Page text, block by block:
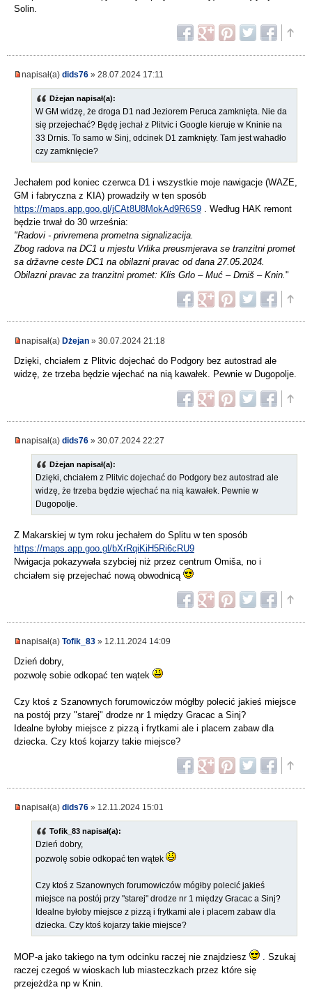
Solin.
napisał(a) dids76 » 28.07.2024 17:11
Dżejan napisał(a):
W GM widzę, że droga D1 nad Jeziorem Peruca zamknięta. Nie da
się przejechać? Będę jechał z Plitvic i Google kieruje w Kninie na
33 Drnis. To samo w Sinj, odcinek D1 zamknięty. Tam jest wahadło
czy zamknięcie?
Jechałem pod koniec czerwca D1 i wszystkie moje nawigacje (WAZE,
GM i fabryczna z KIA) prowadziły w ten sposób
https://maps.app.goo.gl/jCAt8U8MokAd9R6S9 . Według HAK remont
będzie trwał do 30 września:
"Radovi - privremena prometna signalizacija.
Zbog radova na DC1 u mjestu Vrlika preusmjerava se tranzitni promet
sa državne ceste DC1 na obilazni pravac od dana 27.05.2024.
Obilazni pravac za tranzitni promet: Klis Grlo – Muć – Drniš – Knin."
napisał(a) Dżejan » 30.07.2024 21:18
Dzięki, chciałem z Plitvic dojechać do Podgory bez autostrad ale
widzę, że trzeba będzie wjechać na nią kawałek. Pewnie w Dugopolje.
napisał(a) dids76 » 30.07.2024 22:27
Dżejan napisał(a):
Dzięki, chciałem z Plitvic dojechać do Podgory bez autostrad ale
widzę, że trzeba będzie wjechać na nią kawałek. Pewnie w
Dugopolje.
Z Makarskiej w tym roku jechałem do Splitu w ten sposób
https://maps.app.goo.gl/bXrRqiKiH5Ri6cRU9
Nwigacja pokazywała szybciej niż przez centrum Omiša, no i
chciałem się przejechać nową obwodnicą
napisał(a) Tofik_83 » 12.11.2024 14:09
Dzień dobry,
pozwolę sobie odkopać ten wątek
Czy ktoś z Szanownych forumowiczów mógłby polecić jakieś miejsce
na postój przy "starej" drodze nr 1 między Gracac a Sinj?
Idealne byłoby miejsce z pizzą i frytkami ale i placem zabaw dla
dziecka. Czy ktoś kojarzy takie miejsce?
napisał(a) dids76 » 12.11.2024 15:01
Tofik_83 napisał(a):
Dzień dobry,
pozwolę sobie odkopać ten wątek
Czy ktoś z Szanownych forumowiczów mógłby polecić jakieś
miejsce na postój przy "starej" drodze nr 1 między Gracac a Sinj?
Idealne byłoby miejsce z pizzą i frytkami ale i placem zabaw dla
dziecka. Czy ktoś kojarzy takie miejsce?
MOP-a jako takiego na tym odcinku raczej nie znajdziesz
. Szukaj
raczej czegoś w wioskach lub miasteczkach przez które się
przejeżdża np w Knin.